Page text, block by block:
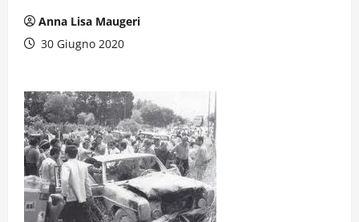
Anna Lisa Maugeri
30 Giugno 2020